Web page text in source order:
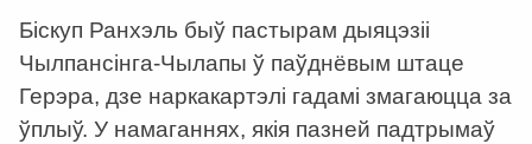
Біскуп Ранхэль быў пастырам дыяцэзіі
Чылпансінга-Чылапы ў паўднёвым штаце
Герэра, дзе наркакартэлі гадамі змагаюцца за
ўплыў. У намаганнях, якія пазней падтрымаў